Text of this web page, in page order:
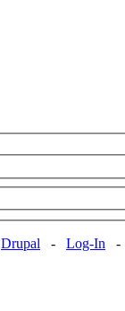
Drupal - Log-In -